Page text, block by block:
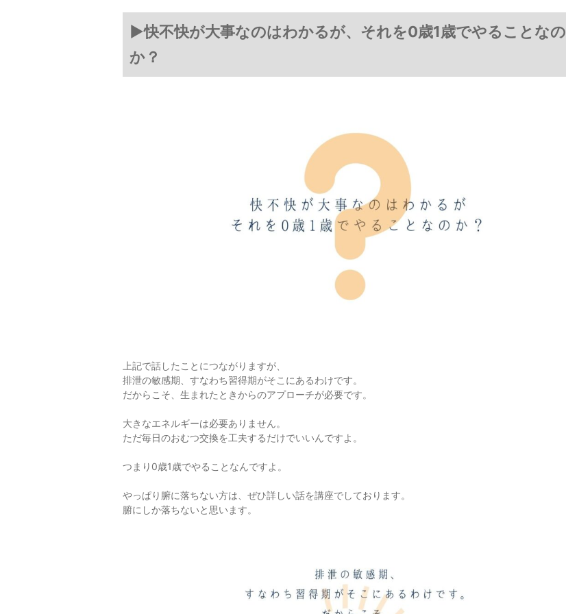
▶快不快が大事なのはわかるが、それを0歳1歳でやることなの
か？
上記で話したことにつながりますが、
排泄の敏感期、すなわち習得期がそこにあるわけです。
だからこそ、生まれたときからのアプローチが必要です。
大きなエネルギーは必要ありません。
ただ毎日のおむつ交換を工夫するだけでいいんですよ。
つまり0歳1歳でやることなんですよ。
やっぱり腑に落ちない方は、ぜひ詳しい話を講座でしております。
腑にしか落ちないと思います。